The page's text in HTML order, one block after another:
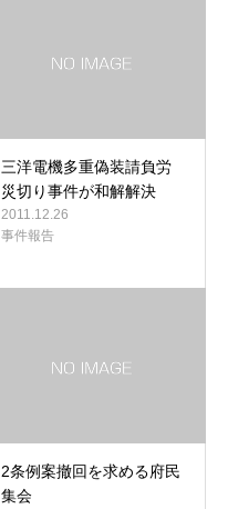
三洋電機多重偽装請負労
災切り事件が和解解決
2011.12.26
事件報告
2条例案撤回を求める府民
集会